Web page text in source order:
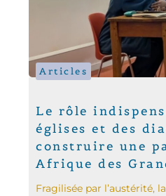
Articles
Le rôle
églises et des
construire une
Afrique des
Fragilisée par l’austérité,